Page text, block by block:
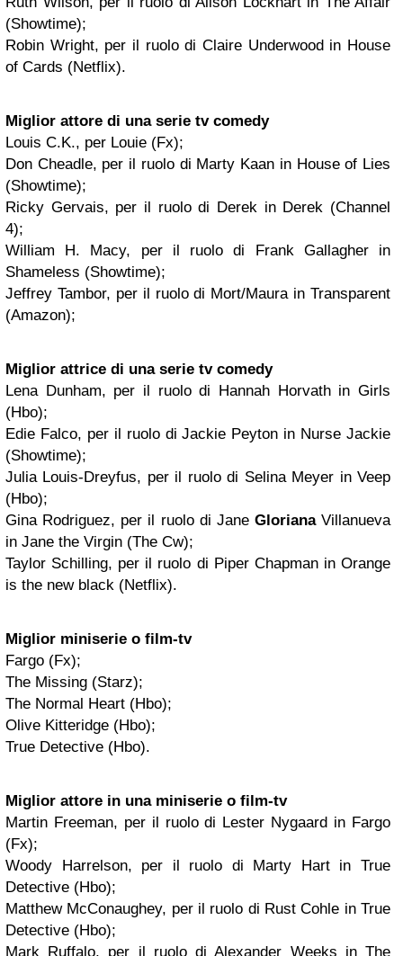
(Showtime);
Robin Wright, per il ruolo di Claire Underwood in House
of Cards (Netflix).
Miglior attore di una serie tv comedy
Louis C.K., per Louie (Fx);
Don Cheadle, per il ruolo di Marty Kaan in House of Lies
(Showtime);
Ricky Gervais, per il ruolo di Derek in Derek (Channel
4);
William H. Macy, per il ruolo di Frank Gallagher in
Shameless (Showtime);
Jeffrey Tambor, per il ruolo di Mort/Maura in Transparent
(Amazon);
Miglior attrice di una serie tv comedy
Lena Dunham, per il ruolo di Hannah Horvath in Girls
(Hbo);
Edie Falco, per il ruolo di Jackie Peyton in Nurse Jackie
(Showtime);
Julia Louis-Dreyfus, per il ruolo di Selina Meyer in Veep
(Hbo);
Gina Rodriguez, per il ruolo di Jane GlorianaVillanueva
in Jane the Virgin (The Cw);
Taylor Schilling, per il ruolo di Piper Chapman in Orange
is the new black (Netflix).
Miglior miniserie o film-tv
Fargo (Fx);
The Missing (Starz);
The Normal Heart (Hbo);
Olive Kitteridge (Hbo);
True Detective (Hbo).
Miglior attore in una miniserie o film-tv
Martin Freeman, per il ruolo di Lester Nygaard in Fargo
(Fx);
Woody Harrelson, per il ruolo di Marty Hart in True
Detective (Hbo);
Matthew McConaughey, per il ruolo di Rust Cohle in True
Detective (Hbo);
Mark Ruffalo, per il ruolo di Alexander Weeks in The